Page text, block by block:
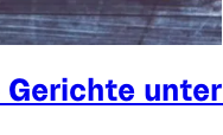
Gerichte